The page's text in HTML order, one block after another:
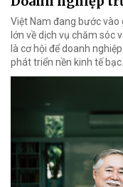
Việt Nam đang bước vào
lớn về dịch vụ chăm sóc
là cơ hội để doanh
phát triển nền kinh tế bạc.